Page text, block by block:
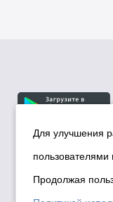
© Департамент
города
Политика
Для улучшения
Продолжая